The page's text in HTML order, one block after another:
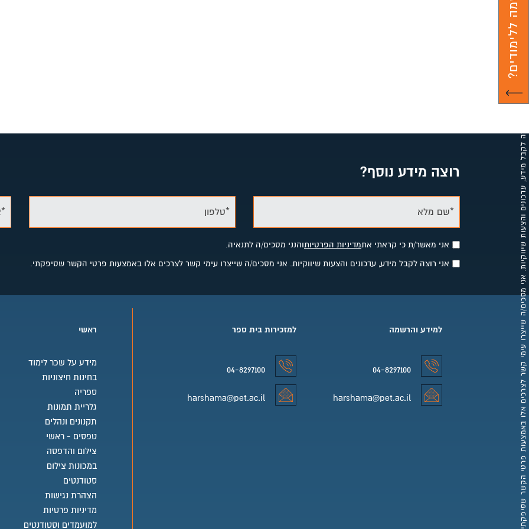
רוצה מידע נוסף?
*שם מלא *טלפון
אני מאשר/ת כי קראתי אתמדיניות הפרטיותוהנני מסכים/ה לתנאיה.
אני רוצה לקבל מידע, עדכונים והצעות שיווקיות. אני מסכים/ה שייצרו עימי קשר לצרכים אלו באמצעות פרטי הקשר שסיפקתי.
למידע והרשמה
למידע והרשמה טלפון
04-8297100
harshama@pet.ac.il
למזכירות בית ספר
למזכירות בית ספר טלפון
04-8297100
harshama@pet.ac.il
ראשי
מידע על שכר לימוד
בחינות חיצוניות
ספריה
גלריית תמונות
תקנונים ונהלים
טפסים - ראשי
צילום והדפסה
במכונות צילום
סטודנטים
הצהרת נגישות
מדיניות פרטיות
למועמדים וסטודנטים
אני רוצה לקבל מידע, עדכונים והצעות שיווקיות. אני מסכים/ה שייצרו עימי קשר לצרכים אלו באמצעות פרטי הקשר שסיפקתי.